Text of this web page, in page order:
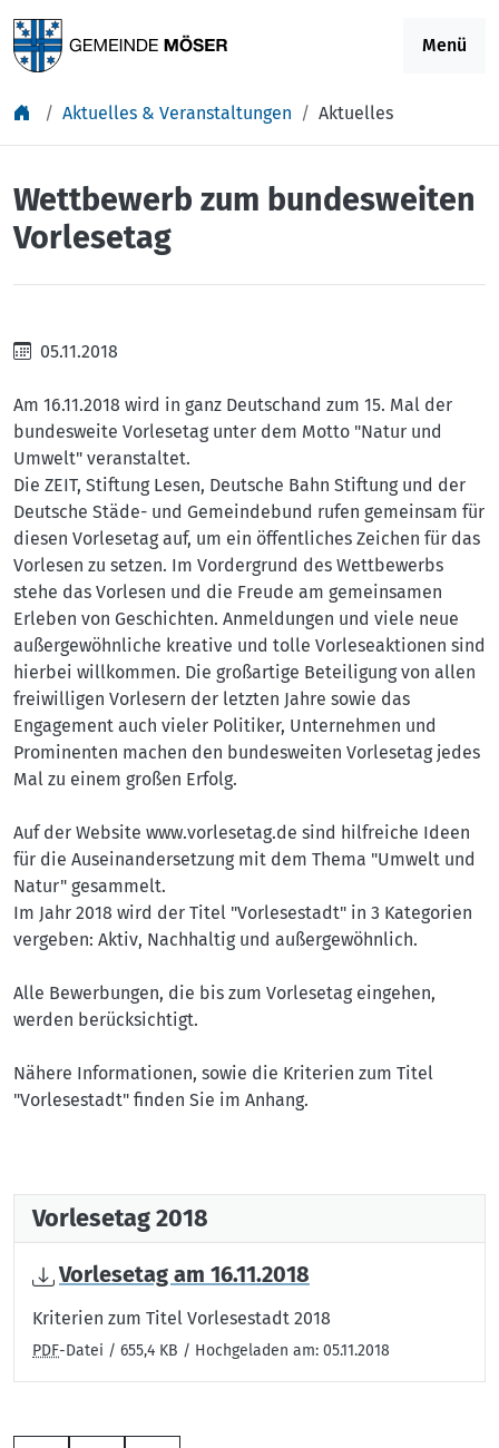
Menü
Aktuelles & Veranstaltungen Aktuelles
Wettbewerb zum bundesweiten
Vorlesetag
05.11.2018
Am 16.11.2018 wird in ganz Deutschand zum 15. Mal der
bundesweite Vorlesetag unter dem Motto "Natur und
Umwelt" veranstaltet.
Die ZEIT, Stiftung Lesen, Deutsche Bahn Stiftung und der
Deutsche Städe- und Gemeindebund rufen gemeinsam für
diesen Vorlesetag auf, um ein öffentliches Zeichen für das
Vorlesen zu setzen. Im Vordergrund des Wettbewerbs
stehe das Vorlesen und die Freude am gemeinsamen
Erleben von Geschichten. Anmeldungen und viele neue
außergewöhnliche kreative und tolle Vorleseaktionen sind
hierbei willkommen. Die großartige Beteiligung von allen
freiwilligen Vorlesern der letzten Jahre sowie das
Engagement auch vieler Politiker, Unternehmen und
Prominenten machen den bundesweiten Vorlesetag jedes
Mal zu einem großen Erfolg.
Auf der Website www.vorlesetag.de sind hilfreiche Ideen
für die Auseinandersetzung mit dem Thema "Umwelt und
Natur" gesammelt.
Im Jahr 2018 wird der Titel "Vorlesestadt" in 3 Kategorien
vergeben: Aktiv, Nachhaltig und außergewöhnlich.
Alle Bewerbungen, die bis zum Vorlesetag eingehen,
werden berücksichtigt.
Nähere Informationen, sowie die Kriterien zum Titel
"Vorlesestadt" finden Sie im Anhang.
Vorlesetag 2018
Vorlesetag am 16.11.2018
Kriterien zum Titel Vorlesestadt 2018
PDF-Datei / 655,4 KB / Hochgeladen am: 05.11.2018